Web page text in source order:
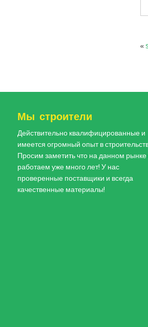
«
Мы строители
Действительно квалифицированные и
имеется огромный опыт в
Просим заметить что на данном
работаем уже много лет! У нас
проверенные поставщики и всегда
качественные материалы!